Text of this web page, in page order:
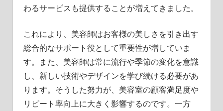
わるサービスも提供することが増えてきました。
これにより、美容師はお客様の美しさを引き出す
総合的なサポート役として重要性が増していま
す。また、美容師は常に流行や季節の変化を意識
し、新しい技術やデザインを学び続ける必要があ
ります。そうした努力が、美容室の顧客満足度や
リピート率向上に大きく影響するのです。一方